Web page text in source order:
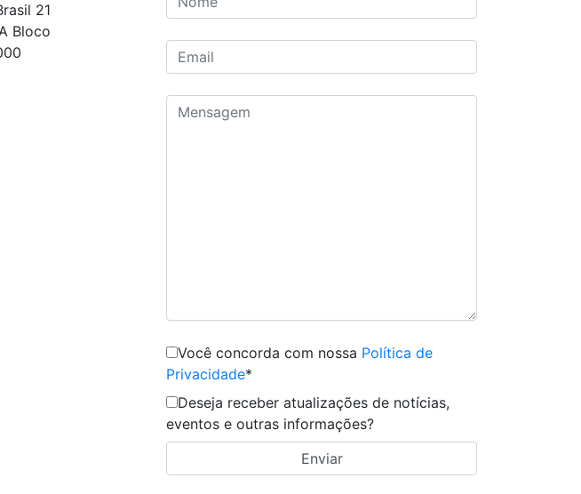
21
Bloco
Você concorda com nossa Política de
Privacidade*
Deseja receber atualizações de notícias,
eventos e outras informações?